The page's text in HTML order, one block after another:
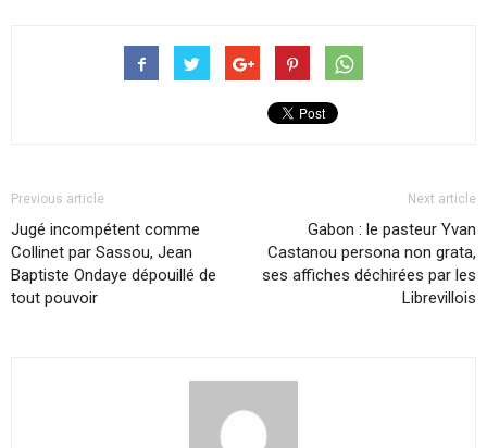
Previous article
Jugé incompétent comme
Collinet par Sassou, Jean
Baptiste Ondaye dépouillé de
tout pouvoir
Next article
Gabon : le pasteur Yvan
Castanou persona non grata,
ses affiches déchirées par les
Librevillois